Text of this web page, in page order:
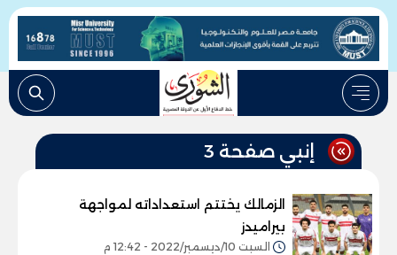
إنبي صفحة 3
الزمالك يختتم استعداداته لمواجهة
بيراميدز
السبت 10/ديسمبر/2022 - 12:42 م